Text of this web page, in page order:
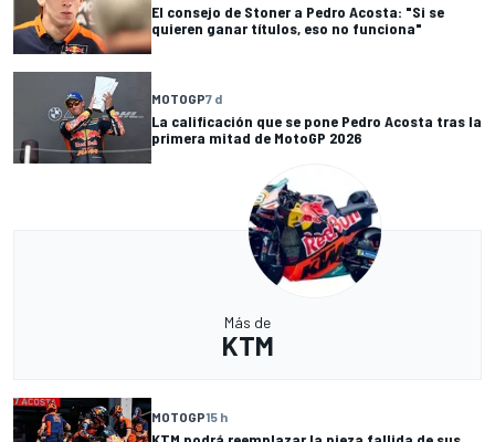
El consejo de Stoner a Pedro Acosta: "Si se
quieren ganar títulos, eso no funciona"
MOTOGP7 d
La calificación que se pone Pedro Acosta tras la
primera mitad de MotoGP 2026
Más de
KTM
MOTOGP15 h